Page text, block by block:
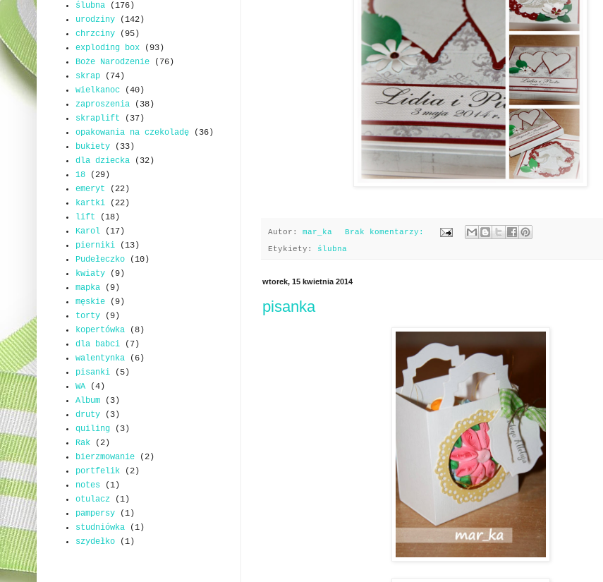
Autor: mar_ka
Brak komentarzy:
Etykiety: ślubna
wtorek, 15 kwietnia 2014
pisanka
ślubna
(176)
urodziny
(142)
chrzciny
(95)
exploding box
(93)
Boże Narodzenie
(76)
skrap
(74)
wielkanoc
(40)
zaproszenia
(38)
skraplift
(37)
opakowania na czekoladę
(36)
bukiety
(33)
dla dziecka
(32)
18
(29)
emeryt
(22)
kartki
(22)
lift
(18)
Karol
(17)
pierniki
(13)
Pudełeczko
(10)
kwiaty
(9)
mapka
(9)
męskie
(9)
torty
(9)
kopertówka
(8)
dla babci
(7)
walentynka
(6)
pisanki
(5)
WA
(4)
Album
(3)
druty
(3)
quiling
(3)
Rak
(2)
bierzmowanie
(2)
portfelik
(2)
notes
(1)
otulacz
(1)
pampersy
(1)
studniówka
(1)
szydełko
(1)